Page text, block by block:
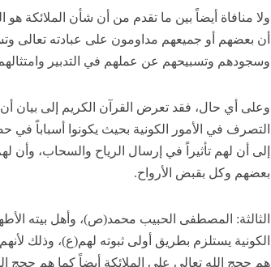
ولا منافاة أيضاً بين ما تقدم من أن شأن الملائكة
أن بعضهم أو جميعهم مداومون على عبادته تعالى
وسجودهم وتسبيحهم عن عملهم في التدبير
وعلى أي حال، فقد تعرض القرآن الكريم إلى بيان أن
التصرف في الأمور الكونية بحيث يكونوا أسباباً
إلى أن لهم تأثيراً في إرسال الرياح والسحاب، وأن
بعضهم وكل بقبض الأرواح.
الثالثة: المصطفى الحبيب محمد(ص)، وأهل بيته
الكونية يستلزم بطريق أولى ثبوته لهم(ع)، وذلك
هم حجج الله تعالى على الملائكة أيضاً كما هم حجج